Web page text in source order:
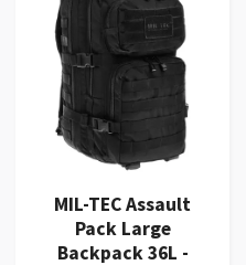
MIL-TEC Assault
Pack Large
Backpack 36L -